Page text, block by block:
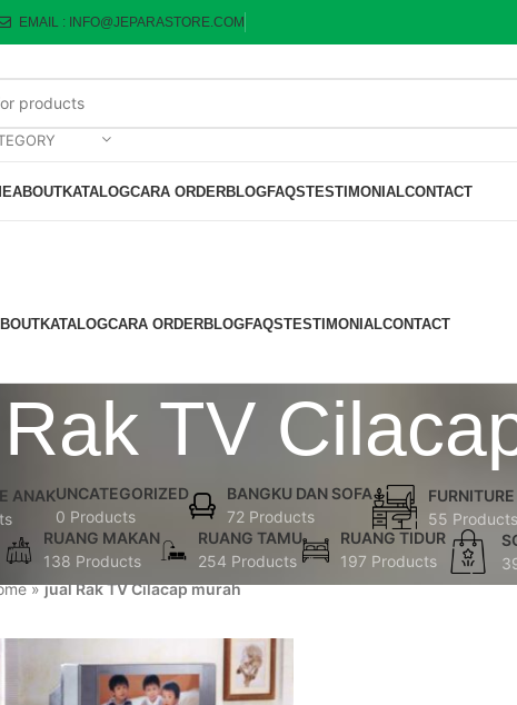
EMAIL : INFO@JEPARASTORE.COM
ABOUTKATALOGCARA ORDERBLOGFAQSTESTIMONIALCONTACT
KATALOGCARA ORDERBLOGFAQSTESTIMONIALCONTACT
TV
ANAKUNCATEGORIZED
0 Products
BANGKU DAN SOFA
72 Products
55 Products
RUANG MAKAN
138 Products
RUANG TAMU
254 Products
RUANG TIDUR
197 Products
»jual Rak TV Cilacap murah